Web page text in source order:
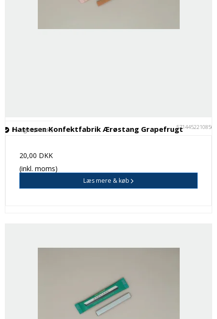
Hattesen Konfektfabrik Ærøstang Grapefrugt5714452210850
På lager (46 stk.)
20,00 DKK
(inkl. moms)
Læs mere & køb